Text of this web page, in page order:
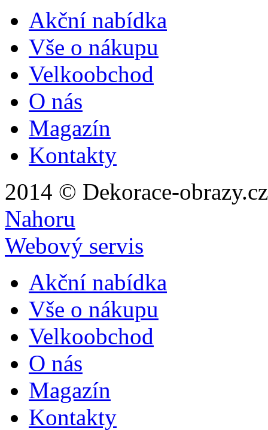
Akční nabídka
Vše o nákupu
Velkoobchod
O nás
Magazín
Kontakty
2014 © Dekorace-obrazy.cz
Nahoru
Webový servis
Akční nabídka
Vše o nákupu
Velkoobchod
O nás
Magazín
Kontakty